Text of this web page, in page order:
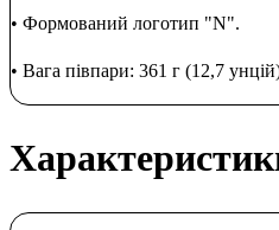
• Формований логотип "N".
• Вага півпари: 361 г (12,7